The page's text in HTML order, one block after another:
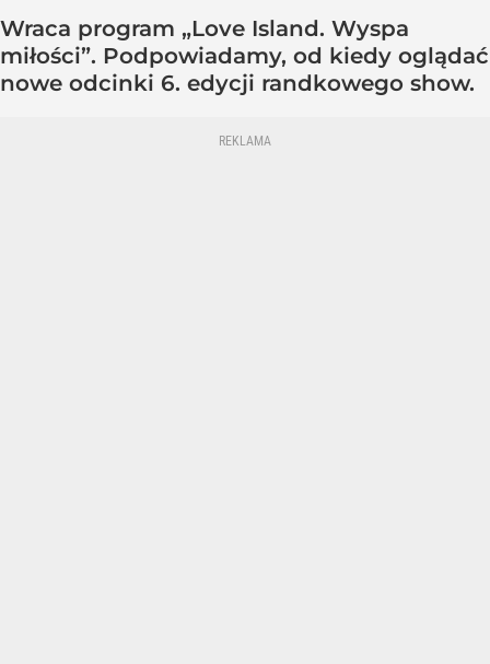
Wraca program „Love Island. Wyspa
miłości”. Podpowiadamy, od kiedy oglądać
nowe odcinki 6. edycji randkowego show.